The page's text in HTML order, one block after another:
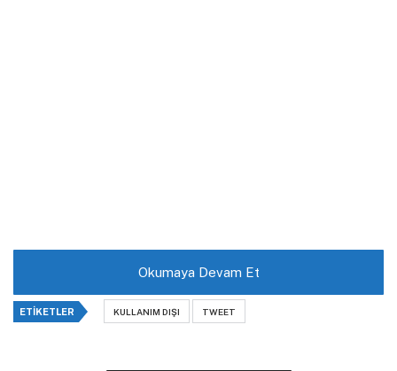
Okumaya Devam Et
ETIKETLER KULLANIM DIŞI TWEET